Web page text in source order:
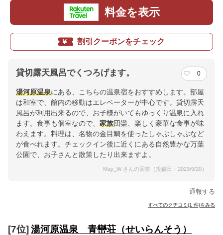
料金を表示
割引クーポンをチェック
貸切露天風呂でくつろげます。 0
湯河原温泉にある、こちらの温泉宿をおすすめします。部屋
は和室で、館内の移動はエレベーターが中心です。貸切露天
風呂が利用出来るので、お子様がいてもゆっくり温泉に入れ
ます。食事も個室なので、 家族団欒、楽しく豪華な食事が味
わえます。料理は、名物の金目鯛を使ったしゃぶしゃぶなど
が食べれます。チェックイン後に近くにある自然豊かな万葉
公園で、お子さんと散策したり出来ますよ。
May_W さんの回答（投稿日：2023/9/20）
通報する
すべてのクチコミ(1 件)をみる
[7位] 湯河原温泉 青巒荘（せいらんそう）